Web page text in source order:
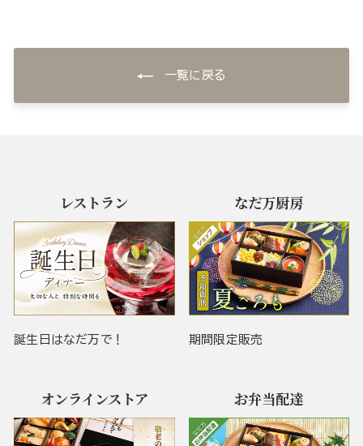
一覧に戻る
レストラン
誕生日はなだ万で！
なだ万厨房
期間限定販売
オンラインストア お弁当配達